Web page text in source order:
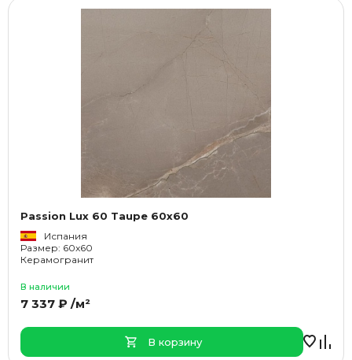
Passion Lux 60 Taupe 60x60
Испания
Размер: 60x60
Керамогранит
В наличии
7 337 ₽ /м²
В корзину